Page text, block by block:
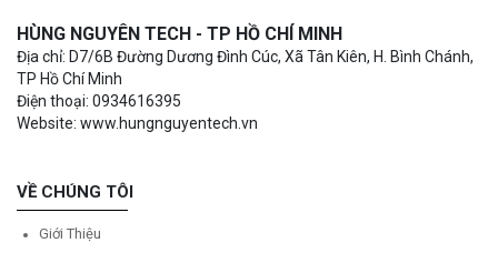
HÙNG NGUYÊN TECH - TP HỒ CHÍ MINH
Địa chỉ: D7/6B Đường Dương Đình Cúc, Xã Tân Kiên, H. Bình Chánh,
TP Hồ Chí Minh
Điện thoại: 0934616395
Website: www.hungnguyentech.vn
VỀ CHÚNG TÔI
Giới Thiệu